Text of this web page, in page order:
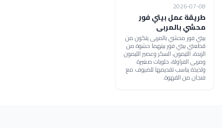
2026-07-08
طريقة عمل بيتي فور
محشي بالمربى
بيتي فور محشي بالمربى يتكون من
قطعتي بيتي فور بينهما حشوة من
الزبدة، الليمون، السكر وعصير الليمون
ومربى الفراولة، حلويات صغيرة
ولذيذة يناسب تقديمها للضيوف مع
فنجان من القهوة.